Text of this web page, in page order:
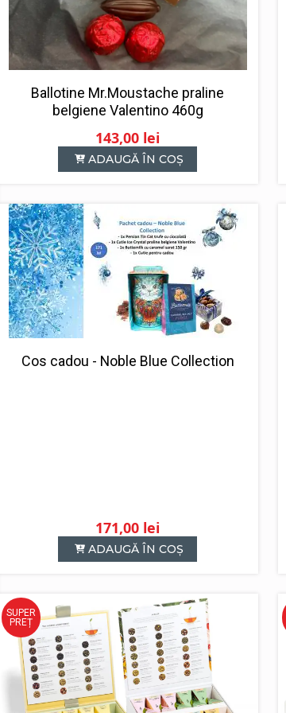
Ballotine Mr.Moustache praline
belgiene Valentino 460g
143,00 lei
ADAUGĂ ÎN COȘ
Cos cadou - Noble Blue Collection
171,00 lei
ADAUGĂ ÎN COȘ
SUPER
PREȚ